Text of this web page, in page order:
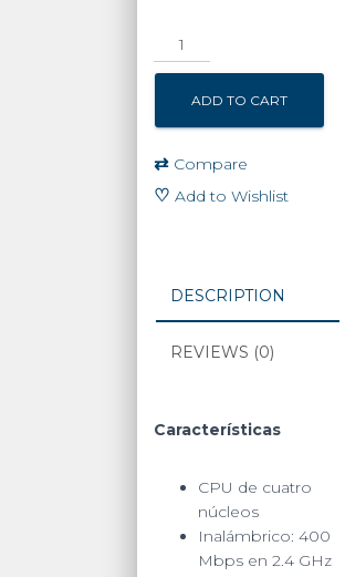
KIT
TP-
Deco
M5
mesh
para
doble
Gigabit
ADD TO CART
⇄ Compare
♡ Add to Wishlist
DESCRIPTION
REVIEWS (0)
Características
CPU de cuatro
núcleos
Inalámbrico: 400
Mbps en 2.4 GHz